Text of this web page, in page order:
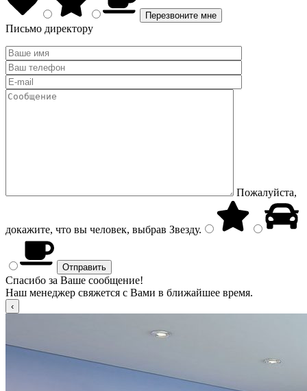
Письмо директору
Пожалуйста,
докажите, что вы человек, выбрав Звезду.
Спасибо за Ваше сообщение!
Наш менеджер свяжется с Вами в ближайшее время.